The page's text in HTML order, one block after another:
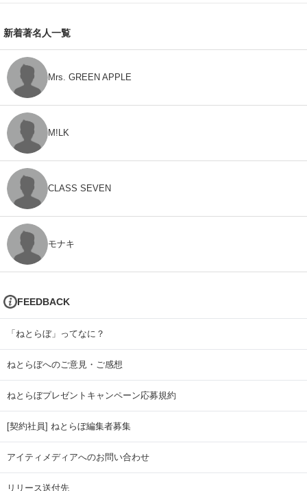
新着著名人一覧
Mrs. GREEN APPLE
M!LK
CLASS SEVEN
モナキ
FEEDBACK
「ねとらぼ」ってなに？
ねとらぼへのご意見・ご感想
ねとらぼプレゼントキャンペーン応募規約
[契約社員] ねとらぼ編集者募集
アイティメディアへのお問い合わせ
リリース送付先